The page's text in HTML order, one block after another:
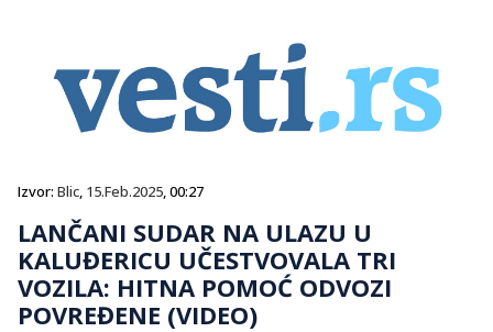
Izvor: Blic, 15.Feb.2025, 00:27
LANČANI SUDAR NA ULAZU U
KALUĐERICU UČESTVOVALA TRI
VOZILA: HITNA POMOĆ ODVOZI
POVREĐENE (VIDEO)